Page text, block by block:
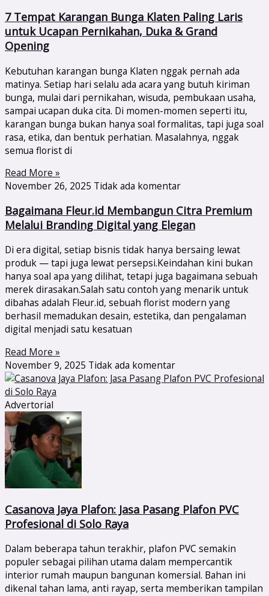
7 Tempat Karangan Bunga Klaten Paling Laris
untuk Ucapan Pernikahan, Duka & Grand
Opening
Kebutuhan karangan bunga Klaten nggak pernah ada
matinya. Setiap hari selalu ada acara yang butuh kiriman
bunga, mulai dari pernikahan, wisuda, pembukaan usaha,
sampai ucapan duka cita. Di momen-momen seperti itu,
karangan bunga bukan hanya soal formalitas, tapi juga soal
rasa, etika, dan bentuk perhatian. Masalahnya, nggak
semua florist di
Read More »
November 26, 2025 Tidak ada komentar
Bagaimana Fleur.id Membangun Citra Premium
Melalui Branding Digital yang Elegan
Di era digital, setiap bisnis tidak hanya bersaing lewat
produk — tapi juga lewat persepsi.Keindahan kini bukan
hanya soal apa yang dilihat, tetapi juga bagaimana sebuah
merek dirasakan.Salah satu contoh yang menarik untuk
dibahas adalah Fleur.id, sebuah florist modern yang
berhasil memadukan desain, estetika, dan pengalaman
digital menjadi satu kesatuan
Read More »
November 9, 2025 Tidak ada komentar
Advertorial
Casanova Jaya Plafon: Jasa Pasang Plafon PVC
Profesional di Solo Raya
Dalam beberapa tahun terakhir, plafon PVC semakin
populer sebagai pilihan utama dalam mempercantik
interior rumah maupun bangunan komersial. Bahan ini
dikenal tahan lama, anti rayap, serta memberikan tampilan